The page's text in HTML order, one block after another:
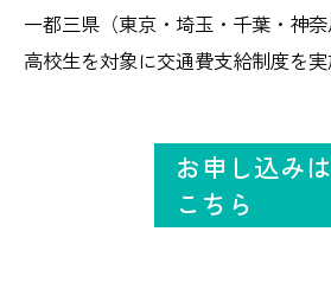
一都三県（東京・埼玉・千葉・神
高校生を対象に交通費支給制度を実
お申し込みは
こちら